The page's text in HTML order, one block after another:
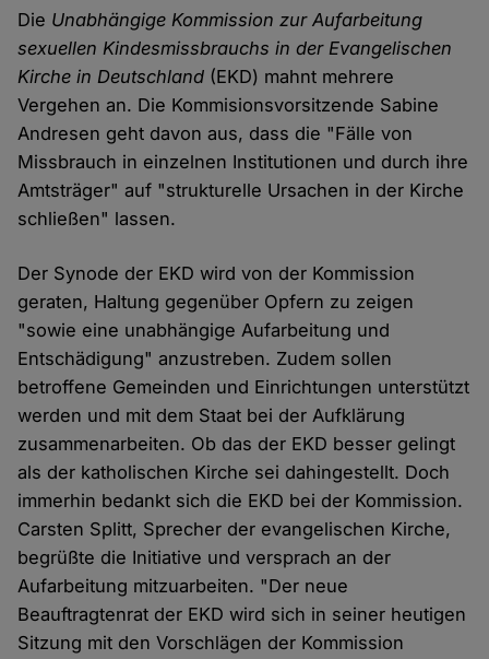
Die Unabhängige Kommission zur Aufarbeitung
sexuellen Kindesmissbrauchs in der Evangelischen
Kirche in Deutschland (EKD) mahnt mehrere
Vergehen an. Die Kommisionsvorsitzende Sabine
Andresen geht davon aus, dass die "Fälle von
Missbrauch in einzelnen Institutionen und durch ihre
Amtsträger" auf "strukturelle Ursachen in der Kirche
schließen" lassen.
Der Synode der EKD wird von der Kommission
geraten, Haltung gegenüber Opfern zu zeigen
"sowie eine unabhängige Aufarbeitung und
Entschädigung" anzustreben. Zudem sollen
betroffene Gemeinden und Einrichtungen unterstützt
werden und mit dem Staat bei der Aufklärung
zusammenarbeiten. Ob das der EKD besser gelingt
als der katholischen Kirche sei dahingestellt. Doch
immerhin bedankt sich die EKD bei der Kommission.
Carsten Splitt, Sprecher der evangelischen Kirche,
begrüßte die Initiative und versprach an der
Aufarbeitung mitzuarbeiten. "Der neue
Beauftragtenrat der EKD wird sich in seiner heutigen
Sitzung mit den Vorschlägen der Kommission